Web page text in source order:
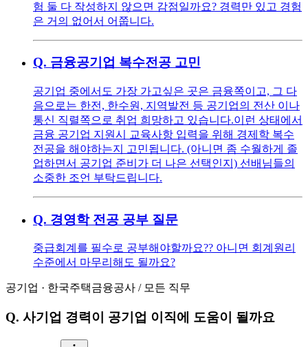
험 둘 다 작성하지 않으면 감점일까요? 경력만 있고 경험
은 거의 없어서 어쭙니다.
Q. 금융공기업 복수전공 고민
공기업 중에서도 가장 가고싶은 곳은 금융쪽이고, 그 다
음으로는 한전, 한수원, 지역발전 등 공기업의 전산 이나
통신 직렬쪽으로 취업 희망하고 있습니다. ​ 이런 상태에서
금융 공기업 지원시 교육사항 입력을 위해 경제학 복수
전공을 해야하는지 고민됩니다. (아니면 좀 수월하게 졸
업하면서 공기업 준비가 더 나은 선택인지) 선배님들의
소중한 조언 부탁드립니다.
Q. 경영학 전공 공부 질문
중급회계를 필수로 공부해야할까요?? 아니면 회계원리
수준에서 마무리해도 될까요?
공기업 · 한국주택금융공사 / 모든 직무
Q. 사기업 경력이 공기업 이직에 도움이 될까요